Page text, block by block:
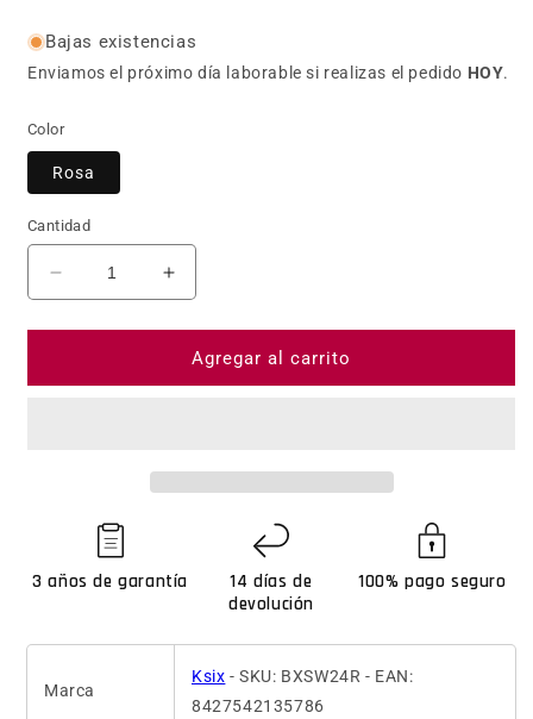
Bajas existencias
Enviamos el próximo día laborable si realizas el pedido HOY.
Color
Rosa
Cantidad
Reducir cantidad para Ksix - Smartwatch Core 2
Aumentar cantidad para Ksix -
Agregar al carrito
3 años de garantía
14 días de
devolución
100% pago seguro
Marca
Ksix - SKU: BXSW24R - EAN:
8427542135786